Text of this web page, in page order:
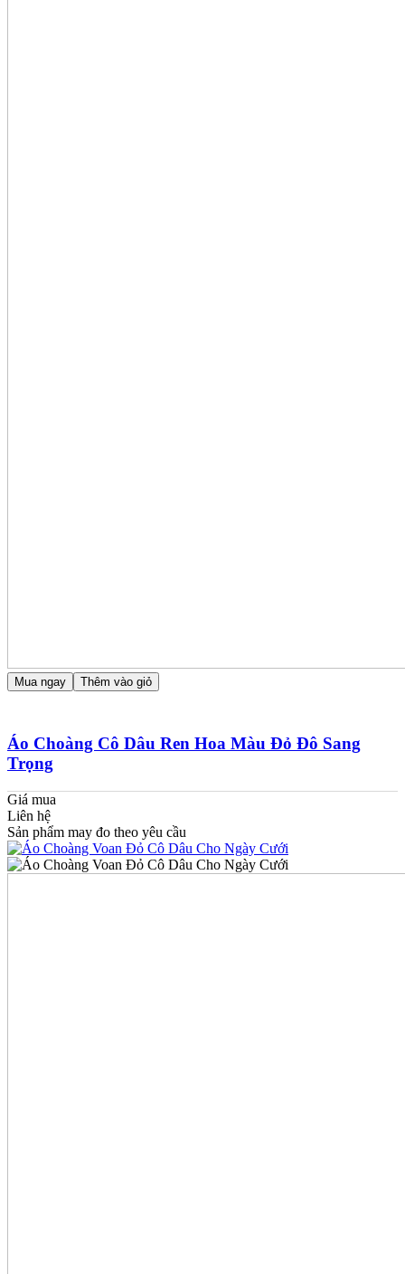
Mua ngay Thêm vào giỏ
Áo Choàng Cô Dâu Ren Hoa Màu Đỏ Đô Sang
Trọng
Giá mua
Liên hệ
Sản phẩm may đo theo yêu cầu